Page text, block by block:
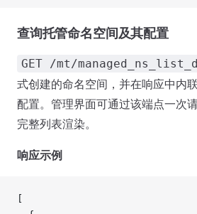
查询托管命名空间及其配置
GET /mt/
式创建的命名空间，并在响应中内
配置。管理界面可通过该端点一次
完整列表渲染。
响应示例
[